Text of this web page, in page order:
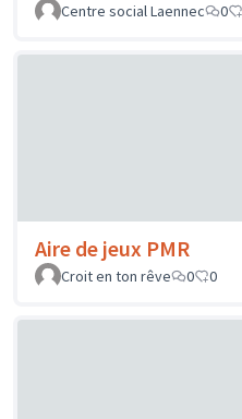
Centre social Laennec
0
Aire de jeux PMR
Croit en ton rêve
0 0